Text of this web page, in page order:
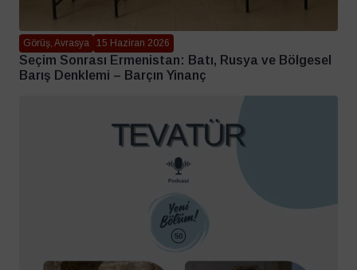
Görüş, Avrasya 15 Haziran 2026
Seçim Sonrası Ermenistan: Batı, Rusya ve Bölgesel
Barış Denklemi – Barçın Yinanç